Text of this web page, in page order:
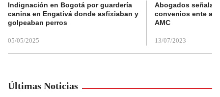
Indignación en Bogotá por guardería
canina en Engativá donde asfixiaban y
golpeaban perros
05/05/2025
Abogados
convenios ente
AMC
13/07/2023
Últimas Noticias